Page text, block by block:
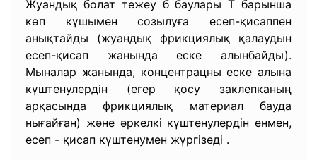
Жуандық болат тежеу б баулары Т барынша
көп күшымен созылуға есеп-қисаппен
анықтайды (жуандық фрикциялық қалаудын
есеп-қисап жанында еске алынбайды).
Мыналар жанында, концентрацны еске алына
күштенулердін (егер қосу заклепканың
арқасында фрикциялық материал бауда
нығайған) және әркелкі күштенулердін енмен,
есеп - қисап күштенумен жүргізеді .